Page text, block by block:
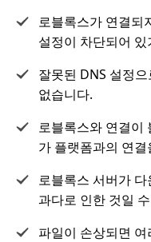
로블록스가 연결되
설정이 차단되어
잘못된 DNS 설정
없습니다.
로블록스와 연결이
가 플랫폼과의 연
로블록스 서버가
과다로 인한 것일
파일이 손상되면